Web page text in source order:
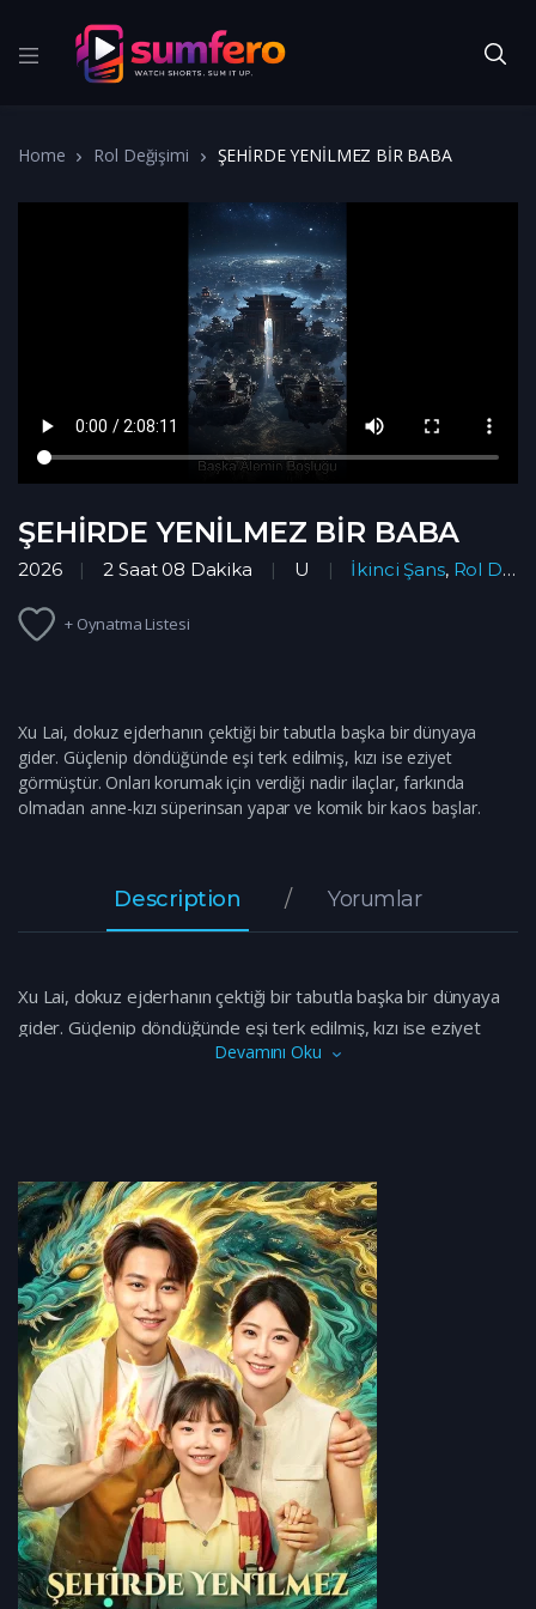
Home Rol Değişimi ŞEHİRDE YENİLMEZ BİR BABA
ŞEHİRDE YENİLMEZ BİR BABA
2026 2 Saat 08 Dakika U İkinci Şans, Rol Değişimi
+ Oynatma Listesi
Xu Lai, dokuz ejderhanın çektiği bir tabutla başka bir dünyaya
gider. Güçlenip döndüğünde eşi terk edilmiş, kızı ise eziyet
görmüştür. Onları korumak için verdiği nadir ilaçlar, farkında
olmadan anne-kızı süperinsan yapar ve komik bir kaos başlar.
Description Yorumlar
Xu Lai, dokuz ejderhanın çektiği bir tabutla başka bir dünyaya
gider. Güçlenip döndüğünde eşi terk edilmiş, kızı ise eziyet
görmüştür. Onları korumak için verdiği nadir ilaçlar, farkında
Devamını Oku